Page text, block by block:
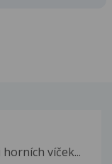
víček...